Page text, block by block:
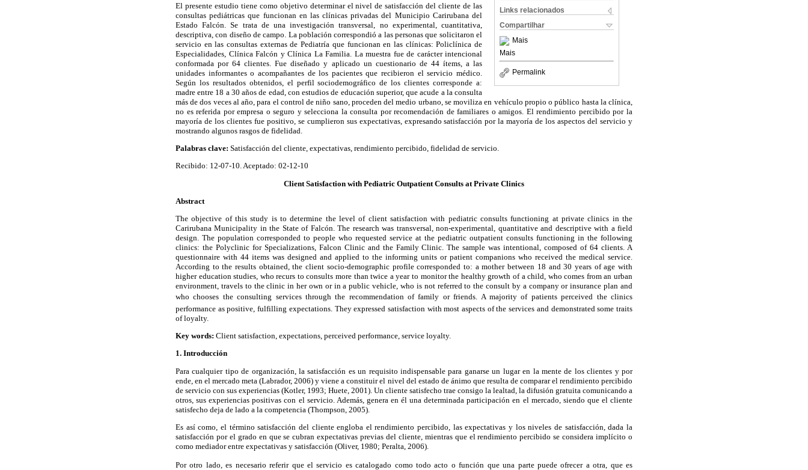
Links relacionados
Compartilhar
Mais
Mais
Permalink
El presente estudio tiene como objetivo determinar el nivel de satisfacción del cliente de las
consultas pediátricas que funcionan en las clínicas privadas del Municipio Carirubana del
Estado Falcón. Se trata de una investigación transversal, no experimental, cuantitativa,
descriptiva, con diseño de campo. La población correspondió a las personas que solicitaron el
servicio en las consultas externas de Pediatría que funcionan en las clínicas: Policlínica de
Especialidades, Clínica Falcón y Clínica La Familia. La muestra fue de carácter intencional
conformada por 64 clientes. Fue diseñado y aplicado un cuestionario de 44 ítems, a las
unidades informantes o acompañantes de los pacientes que recibieron el servicio médico.
Según los resultados obtenidos, el perfil sociodemográfico de los clientes corresponde a:
madre entre 18 a 30 años de edad, con estudios de educación superior, que acude a la consulta
más de dos veces al año, para el control de niño sano, proceden del medio urbano, se moviliza en vehículo propio o público hasta la clínica,
no es referida por empresa o seguro y selecciona la consulta por recomendación de familiares o amigos. El rendimiento percibido por la
mayoría de los clientes fue positivo, se cumplieron sus expectativas, expresando satisfacción por la mayoría de los aspectos del servicio y
mostrando algunos rasgos de fidelidad.
Palabras clave: Satisfacción del cliente, expectativas, rendimiento percibido, fidelidad de servicio.
Recibido: 12-07-10. Aceptado: 02-12-10
Client Satisfaction with Pediatric Outpatient Consults at Private Clinics
Abstract
The objective of this study is to determine the level of client satisfaction with pediatric consults functioning at private clinics in the
Carirubana Municipality in the State of Falcón. The research was transversal, non-experimental, quantitative and descriptive with a field
design. The population corresponded to people who requested service at the pediatric outpatient consults functioning in the following
clinics: the Polyclinic for Specializations, Falcon Clinic and the Family Clinic. The sample was intentional, composed of 64 clients. A
questionnaire with 44 items was designed and applied to the informing units or patient companions who received the medical service.
According to the results obtained, the client socio-demographic profile corresponded to: a mother between 18 and 30 years of age with
higher education studies, who recurs to consults more than twice a year to monitor the healthy growth of a child, who comes from an urban
environment, travels to the clinic in her own or in a public vehicle, who is not referred to the consult by a company or insurance plan and
who chooses the consulting services through the recommendation of family or friends. A majority of patients perceived the clinics
performance as positive, fulfilling expectations. They expressed satisfaction with most aspects of the services and demonstrated some traits
of loyalty.
Key words: Client satisfaction, expectations, perceived performance, service loyalty.
1. Introducción
Para cualquier tipo de organización, la satisfacción es un requisito indispensable para ganarse un lugar en la mente de los clientes y por
ende, en el mercado meta (Labrador, 2006) y viene a constituir el nivel del estado de ánimo que resulta de comparar el rendimiento percibido
de servicio con sus experiencias (Kotler, 1993; Huete, 2001). Un cliente satisfecho trae consigo la lealtad, la difusión gratuita comunicando a
otros, sus experiencias positivas con el servicio. Además, genera en él una determinada participación en el mercado, siendo que el cliente
satisfecho deja de lado a la competencia (Thompson, 2005).
Es así como, el término satisfacción del cliente engloba el rendimiento percibido, las expectativas y los niveles de satisfacción, dada la
satisfacción por el grado en que se cubran expectativas previas del cliente, mientras que el rendimiento percibido se considera implícito o
como mediador entre expectativas y satisfacción (Oliver, 1980; Peralta, 2006).
Por otro lado, es necesario referir que el servicio es catalogado como todo acto o función que una parte puede ofrecer a otra, que es